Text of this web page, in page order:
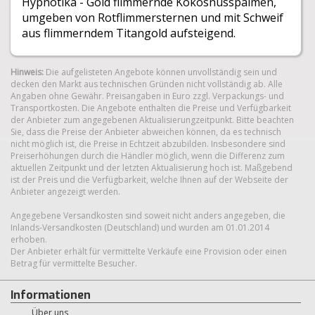
umgeben von Rotflimmersternen und mit Schweif
aus flimmerndem Titangold aufsteigend.
Hinweis: Die aufgelisteten Angebote können unvollständig sein und
decken den Markt aus technischen Gründen nicht vollständig ab. Alle
Angaben ohne Gewähr. Preisangaben in Euro zzgl. Verpackungs- und
Transportkosten. Die Angebote enthalten die Preise und Verfügbarkeit
der Anbieter zum angegebenen Aktualisierungzeitpunkt. Bitte beachten
Sie, dass die Preise der Anbieter abweichen können, da es technisch
nicht möglich ist, die Preise in Echtzeit abzubilden. Insbesondere sind
Preiserhöhungen durch die Händler möglich, wenn die Differenz zum
aktuellen Zeitpunkt und der letzten Aktualisierung hoch ist. Maßgebend
ist der Preis und die Verfügbarkeit, welche Ihnen auf der Webseite der
Anbieter angezeigt werden.
Angegebene Versandkosten sind soweit nicht anders angegeben, die
Inlands-Versandkosten (Deutschland) und wurden am 01.01.2014
erhoben.
Der Anbieter erhält für vermittelte Verkäufe eine Provision oder einen
Betrag für vermittelte Besucher.
Informationen
Über uns